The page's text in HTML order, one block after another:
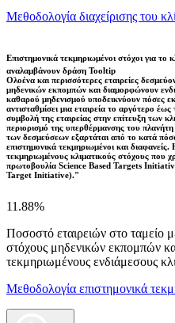
Μεθοδολογία διαχείρισης του
Επιστημονικά τεκμηριωμένοι στόχοι για το
αναλαμβάνουν δράση Tooltip
Ολοένα και περισσότερες εταιρείες
μηδενικών εκπομπών και διαμορφώνουν
καθαρού μηδενισμού υποδεικνύουν πόσες
αντισταθμίσει μια εταιρεία το αργότερο
συμβολή της εταιρείας στην επίτευξη των
περιορισμό της υπερθέρμανσης του
των δεσμεύσεων εξαρτάται από το κατά
επιστημονικά τεκμηριωμένοι και
τεκμηριωμένους κλιματικούς στόχους που
πρωτοβουλία Science Based Targets
Target Initiative)."
11.88%
Ποσοστό εταιρειών στο ταμείο
στόχους μηδενικών εκπομπών
τεκμηριωμένους ενδιάμεσους
Μεθοδολογία επιστημονικά